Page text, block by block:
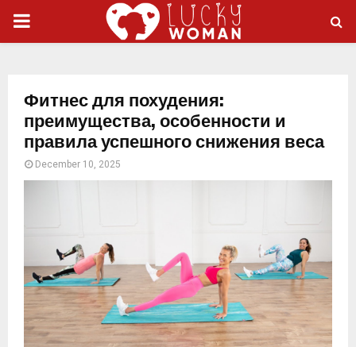
PRIMARY
Фитнес для похудения:
преимущества, особенности и
правила успешного снижения веса
December 10, 2025